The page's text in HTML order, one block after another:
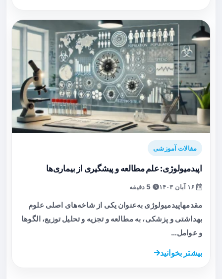
مقالات آموزشی
اپیدمیولوژی: علم مطالعه و پیشگیری از بیماری‌ها
مقدمهاپیدمیولوژی به‌عنوان یکی از شاخه‌های اصلی علوم
بهداشتی و پزشکی، به مطالعه و تجزیه و تحلیل توزیع، الگوها
و عوامل…
بیشتر بخوانید